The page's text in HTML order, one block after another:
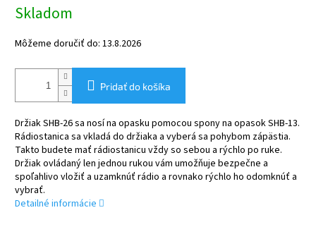
cena:
Skladom
Môžeme doručiť do: 13.8.2026
Pridať do košíka
Držiak SHB-26 sa nosí na opasku pomocou spony na opasok SHB-13.
Rádiostanica sa vkladá do držiaka a vyberá sa pohybom zápästia.
Takto budete mať rádiostanicu vždy so sebou a rýchlo po ruke.
Držiak ovládaný len jednou rukou vám umožňuje bezpečne a
spoľahlivo vložiť a uzamknúť rádio a rovnako rýchlo ho odomknúť a
vybrať.
Detailné informácie